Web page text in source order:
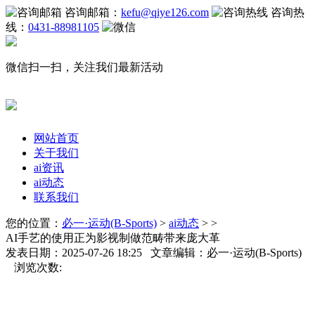
咨询邮箱： kefu@qiye126.com
咨询热
线： 0431-88981105
微信扫一扫，关注我们最新活动
网站首页
关于我们
ai资讯
ai动态
联系我们
您的位置： 必一·运动(B-Sports) > ai动态 > >
AI手艺的使用正为影视制做范畴带来庞大革
发表日期：2025-07-26 18:25 文章编辑：必一·运动(B-Sports)
浏览次数: